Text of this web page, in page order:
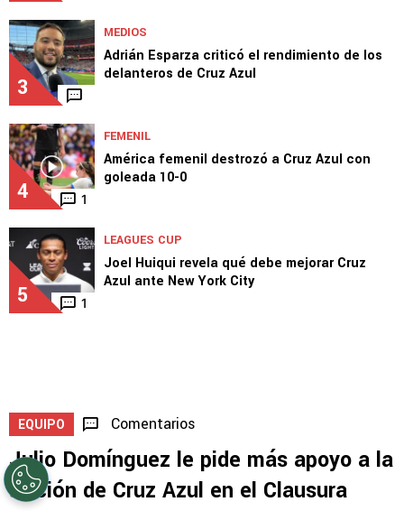
3
MEDIOS
Adrián Esparza criticó el rendimiento de los
delanteros de Cruz Azul
4 1
FEMENIL
América femenil destrozó a Cruz Azul con
goleada 10-0
5 1
LEAGUES CUP
Joel Huiqui revela qué debe mejorar Cruz
Azul ante New York City
EQUIPO Comentarios
Julio Domínguez le pide más apoyo a la
afición de Cruz Azul en el Clausura